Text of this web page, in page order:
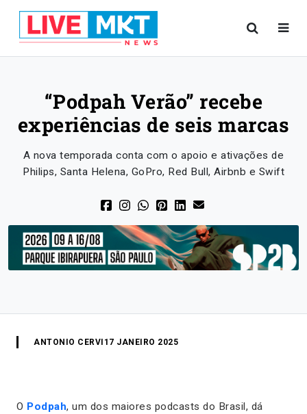
“Podpah Verão” recebe
experiências de seis marcas
A nova temporada conta com o apoio e ativações de
Philips, Santa Helena, GoPro, Red Bull, Airbnb e Swift
ANTONIO CERVI 17 JANEIRO 2025
O Podpah, um dos maiores podcasts do Brasil, dá